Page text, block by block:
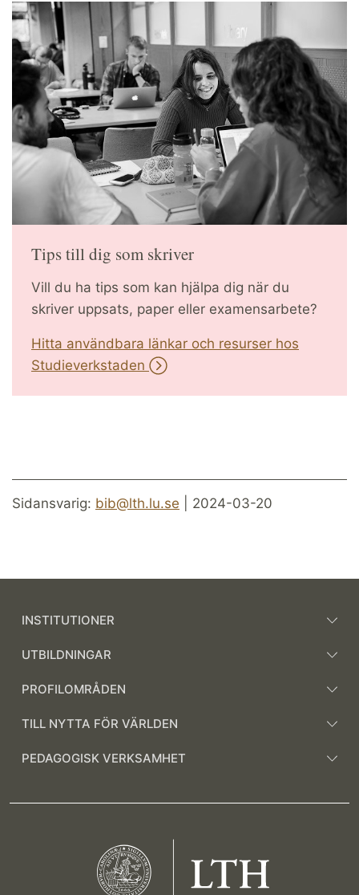
Tips till dig som skriver
Vill du ha tips som kan hjälpa dig när du
skriver uppsats, paper eller examensarbete?
Hitta användbara länkar och resurser hos
Studieverkstaden
Sidansvarig: bib@lth.lu.se | 2024-03-20
INSTITUTIONER
UTBILDNINGAR
PROFILOMRÅDEN
TILL NYTTA FÖR VÄRLDEN
PEDAGOGISK VERKSAMHET